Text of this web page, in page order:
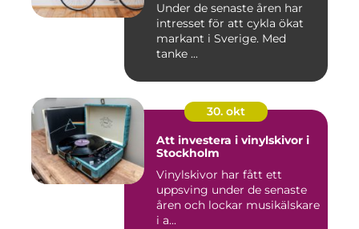
Under de senaste åren har
intresset för att cykla ökat
markant i Sverige. Med
tanke ...
30. okt
Att investera i vinylskivor i
Stockholm
Vinylskivor har fått ett
uppsving under de senaste
åren och lockar musikälskare
i a...